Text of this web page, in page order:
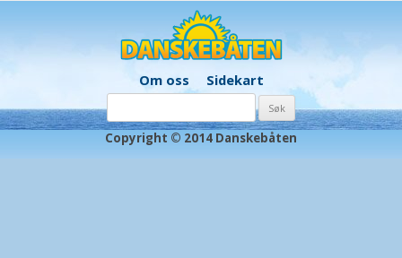
Om oss Sidekart
etter:
Copyright © 2014 Danskebåten